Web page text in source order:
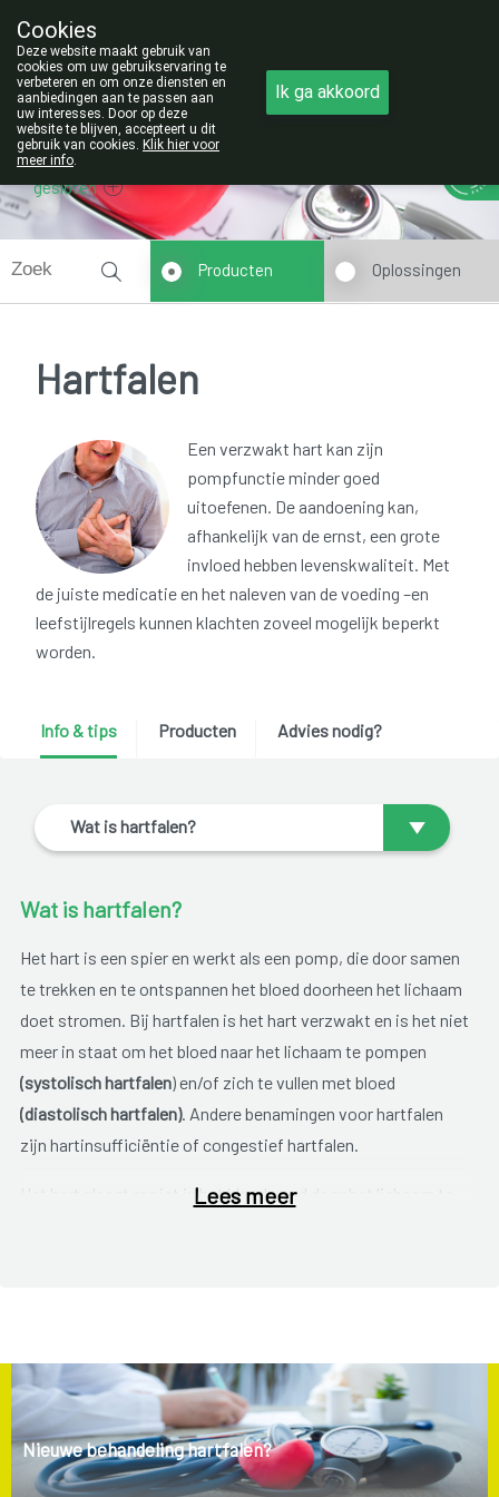
NIEUW ADRES!
011/42.25.56
gesloten
Producten Oplossingen
Hartfalen
Een verzwakt hart kan zijn
pompfunctie minder goed
uitoefenen. De aandoening kan,
afhankelijk van de ernst, een grote
invloed hebben levenskwaliteit. Met
de juiste medicatie en het naleven van de voeding –en
leefstijlregels kunnen klachten zoveel mogelijk beperkt
worden.
Info & tips Producten Advies nodig?
Wat is hartfalen?
Wat is hartfalen?
Het hart is een spier en werkt als een pomp, die door samen
te trekken en te ontspannen het bloed doorheen het lichaam
doet stromen. Bij hartfalen is het hart verzwakt en is het niet
meer in staat om het bloed naar het lichaam te pompen
(systolisch hartfalen) en/of zich te vullen met bloed
(diastolisch hartfalen). Andere benamingen voor hartfalen
zijn hartinsufficiëntie of congestief hartfalen.
Het hart slaagt er niet in het bloed goed door het lichaam te
de linkerzijde of aan de rechterzijde. Soms blijft het hartfalen
beperkt tot de rechterzijde. Dit geeft vochtophoping in de
weefsels, vooral ter hoogte van je enkels en voeten, die
daardoor dikker worden. Bij hartfalen aan de linkerzijde hoop
Lees meer
Nieuwe behandeling hartfalen?
Cookies
Deze website maakt gebruik van
cookies om uw gebruikservaring te
verbeteren en om onze diensten en
aanbiedingen aan te passen aan
uw interesses. Door op deze
website te blijven, accepteert u dit
gebruik van cookies. Klik hier voor
meer info.
Ik ga akkoord